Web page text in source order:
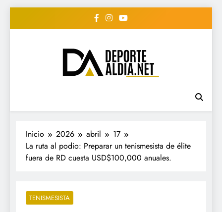
• DEPORTE AL DIA •
"Periodico Deportivo
Digital"
#deportealdiard #deportealdiaperiodico
Inicio 2026 abril
17
La ruta al podio: Preparar un tenismesista de élite
fuera de RD cuesta USD$100,000 anuales.
TENISMESISTA